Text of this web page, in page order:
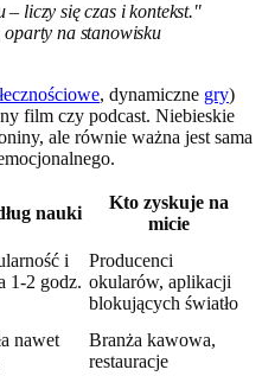
liczy się czas i kontekst."
na stanowisku
, dynamiczne gry)
film czy podcast. Niebieskie
ale równie ważna jest sama
nauki
Kto zyskuje na
micie
i
1-2 godz.
Producenci
okularów, aplikacji
blokujących światło
nawet
Branża kawowa,
restauracje